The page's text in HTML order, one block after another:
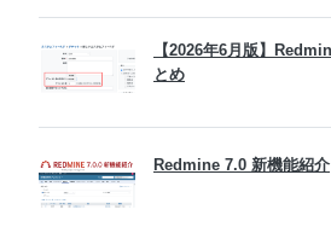
【2026年6月版】
とめ
Redmine 7.0 新機能紹介